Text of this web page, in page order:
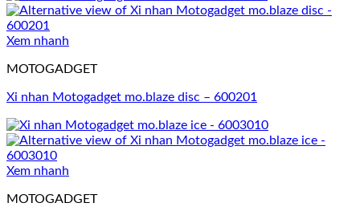
Xem nhanh
MOTOGADGET
Xi nhan Motogadget mo.blaze disc – 600201
Xem nhanh
MOTOGADGET